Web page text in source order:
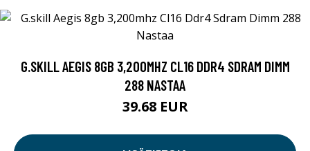
G.SKILL AEGIS 8GB 3,200MHZ CL16 DDR4 SDRAM DIMM
288 NASTAA
39.68 EUR